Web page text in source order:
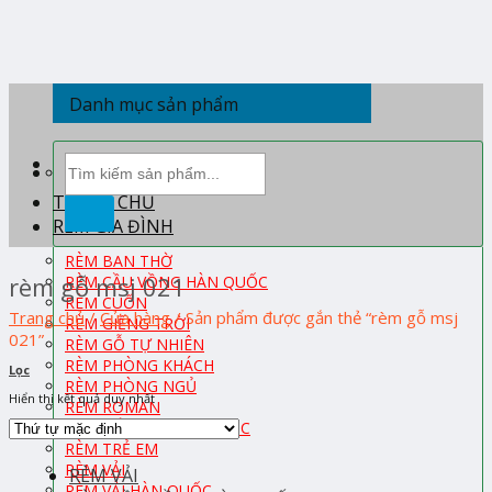
TRANG CHỦ
RÈM GIA ĐÌNH
RÈM BAN THỜ
RÈM CẦU VỒNG HÀN QUỐC
RÈM CUỐN
RÈM GIẾNG TRỜI
RÈM GỖ TỰ NHIÊN
RÈM PHÒNG KHÁCH
RÈM PHÒNG NGỦ
RÈM ROMAN
RÈM TỔ ONG HÀN QUỐC
RÈM TRẺ EM
RÈM VẢI
Danh mục sản phẩm
kiếm:
rèm gỗ msj 021
Trang chủ / Cửa hàng /Sản phẩm được gắn thẻ “rèm gỗ msj
021”
Lọc
Hiển thị kết quả duy nhất
RÈM VẢI